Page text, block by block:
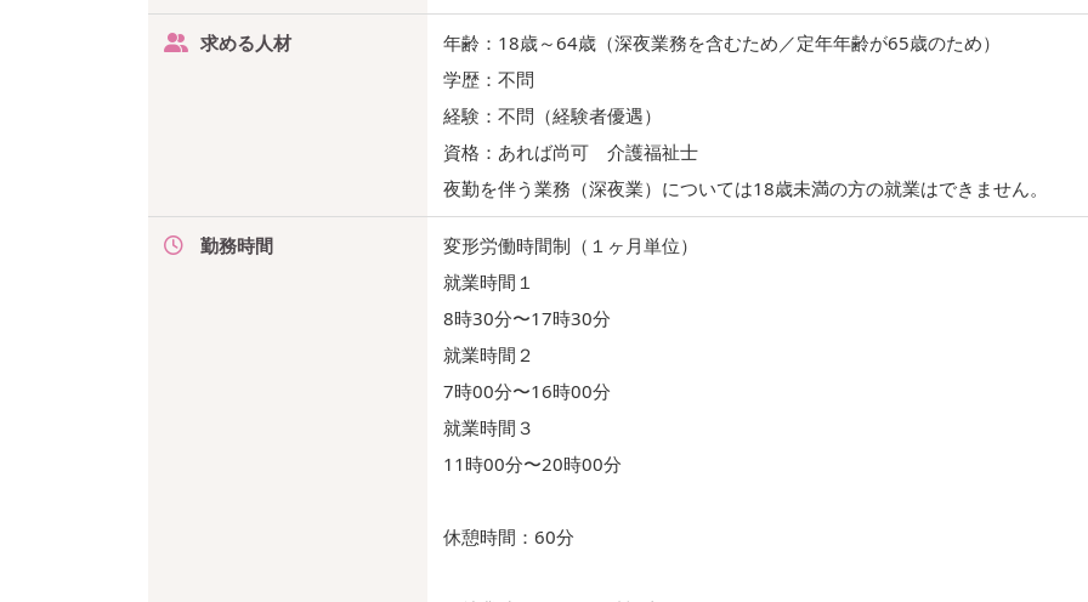
求める人材
年齢：18歳～64歳（深夜業務を含むため／定年年齢が65歳のため）
学歴：不問
経験：不問（経験者優遇）
資格：あれば尚可 介護福祉士
夜勤を伴う業務（深夜業）については18歳未満の方の就業はできません。
勤務時間
変形労働時間制（１ヶ月単位）
就業時間１
8時30分〜17時30分
就業時間２
7時00分〜16時00分
就業時間３
11時00分〜20時00分
休憩時間：60分